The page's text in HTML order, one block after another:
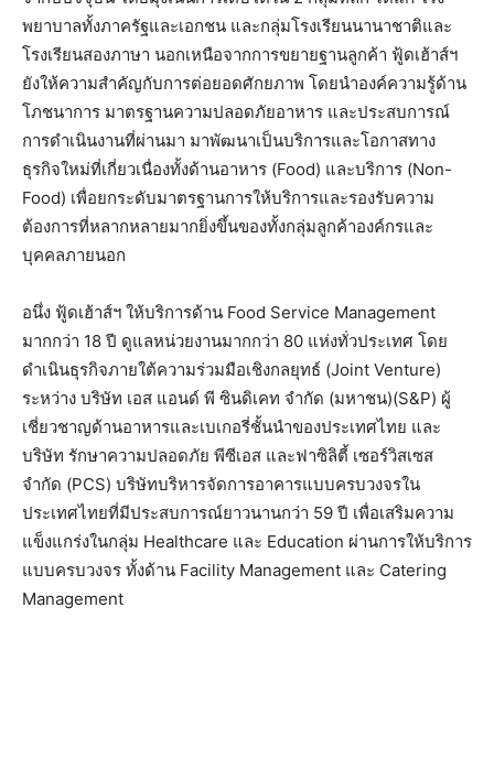
พยาบาลทั้งภาครัฐและเอกชน และกลุ่มโรงเรียนนานาชาติและ
โรงเรียนสองภาษา นอกเหนือจากการขยายฐานลูกค้า ฟู้ดเฮ้าส์ฯ
ยังให้ความสำคัญกับการต่อยอดศักยภาพ โดยนำองค์ความรู้ด้าน
โภชนาการ มาตรฐานความปลอดภัยอาหาร และประสบการณ์
การดำเนินงานที่ผ่านมา มาพัฒนาเป็นบริการและโอกาสทาง
ธุรกิจใหม่ที่เกี่ยวเนื่องทั้งด้านอาหาร (Food) และบริการ (Non-
Food) เพื่อยกระดับมาตรฐานการให้บริการและรองรับความ
ต้องการที่หลากหลายมากยิ่งขึ้นของทั้งกลุ่มลูกค้าองค์กรและ
บุคคลภายนอก
อนึ่ง ฟู้ดเฮ้าส์ฯ ให้บริการด้าน Food Service Management
มากกว่า 18 ปี ดูแลหน่วยงานมากกว่า 80 แห่งทั่วประเทศ โดย
ดำเนินธุรกิจภายใต้ความร่วมมือเชิงกลยุทธ์ (Joint Venture)
ระหว่าง บริษัท เอส แอนด์ พี ซินดิเคท จำกัด (มหาชน)(S&P) ผู้
เชี่ยวชาญด้านอาหารและเบเกอรี่ชั้นนำของประเทศไทย และ
บริษัท รักษาความปลอดภัย พีซีเอส และฟาซิลิตี้ เซอร์วิสเซส
จำกัด (PCS) บริษัทบริหารจัดการอาคารแบบครบวงจรใน
ประเทศไทยที่มีประสบการณ์ยาวนานกว่า 59 ปี เพื่อเสริมความ
แข็งแกร่งในกลุ่ม Healthcare และ Education ผ่านการให้บริการ
แบบครบวงจร ทั้งด้าน Facility Management และ Catering
Management